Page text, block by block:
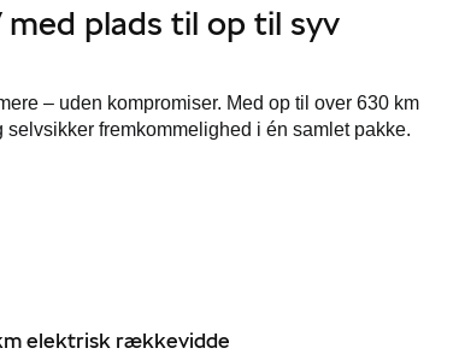
plads til op til syv
– uden kompromiser. Med op til over 630 km
fremkommelighed i én samlet pakke.
elektrisk rækkevidde